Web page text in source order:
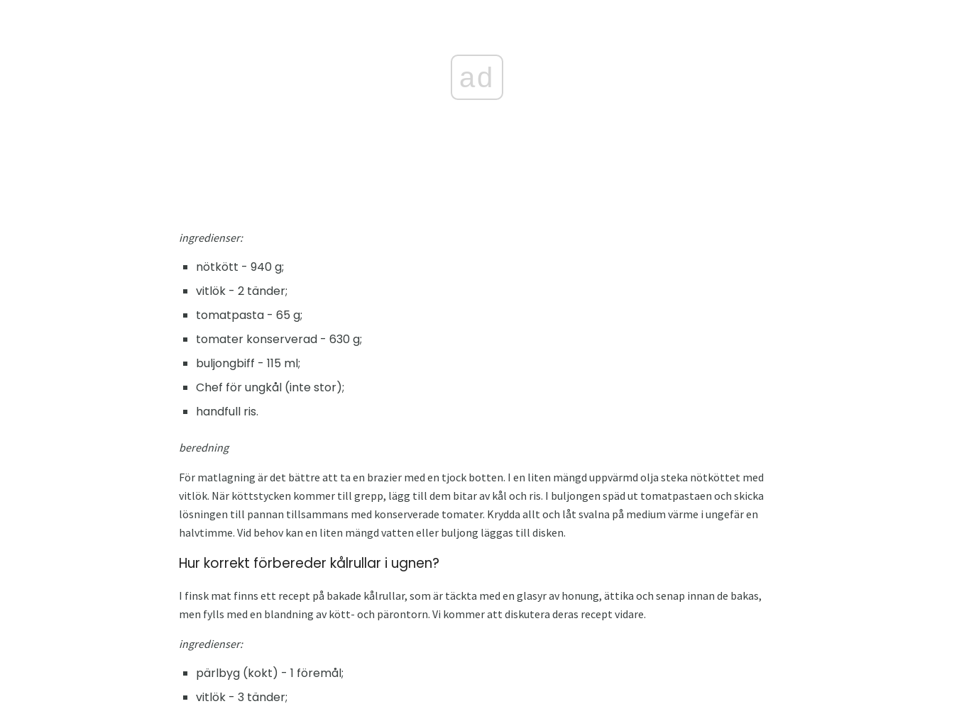
ad
ingredienser:
nötkött - 940 g;
vitlök - 2 tänder;
tomatpasta - 65 g;
tomater konserverad - 630 g;
buljongbiff - 115 ml;
Chef för ungkål (inte stor);
handfull ris.
beredning
För matlagning är det bättre att ta en brazier med en tjock botten. I en liten mängd uppvärmd olja steka nötköttet med
vitlök. När köttstycken kommer till grepp, lägg till dem bitar av kål och ris. I buljongen späd ut tomatpastaen och skicka
lösningen till pannan tillsammans med konserverade tomater. Krydda allt och låt svalna på medium värme i ungefär en
halvtimme. Vid behov kan en liten mängd vatten eller buljong läggas till disken.
Hur korrekt förbereder kålrullar i ugnen?
I finsk mat finns ett recept på bakade kålrullar, som är täckta med en glasyr av honung, ättika och senap innan de bakas,
men fylls med en blandning av kött- och pärontorn. Vi kommer att diskutera deras recept vidare.
ingredienser:
pärlbyg (kokt) - 1 föremål;
vitlök - 3 tänder;